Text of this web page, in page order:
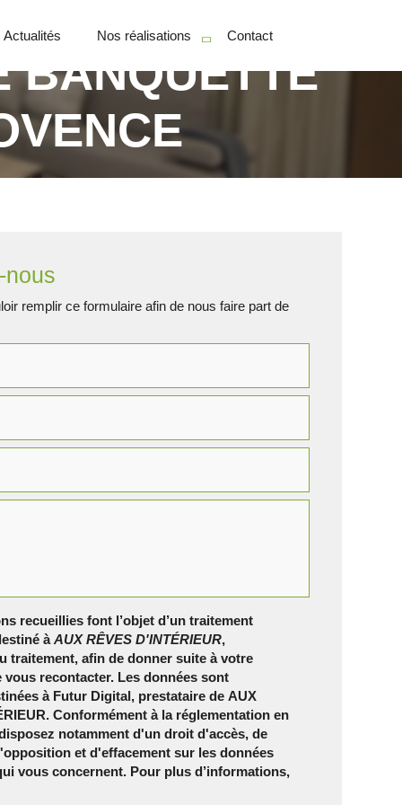
Actualités Nos réalisations
Particuliers
Contact
BANQUETTE
nous
remplir ce formulaire afin de nous faire part de
recueillies font l’objet d’un traitement
àAUX RÊVES D'INTÉRIEUR,
traitement, afin de donner suite à votre
vous recontacter. Les données sont
à Futur Digital, prestataire de AUX
Conformément à la réglementation en
notamment d'un droit d'accès, de
et d'effacement sur les données
vous concernent. Pour plus d’informations,